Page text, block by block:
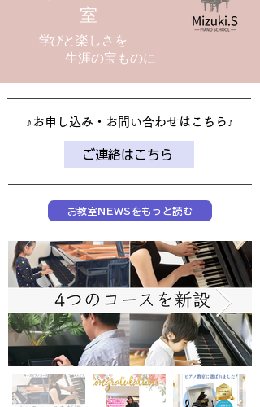
室
学びと楽しさを
​ 生涯の宝ものに
​♪お申し込み・お問い合わせはこちら♪
ご連絡はこちら
お教室NEWSをもっと読む